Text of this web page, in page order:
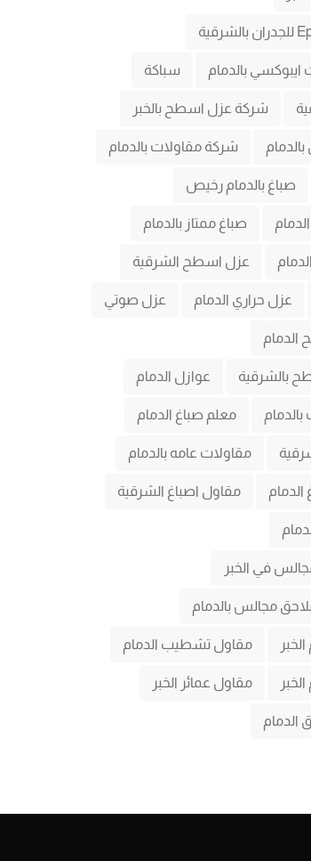
ايبوكسي بالدمام سباكة
شركة عزل اسطح بالخبر
شركة مقاولات بالدمام
صباغ بالدمام رخيص
صباغ ممتاز بالدمام
عزل اسطح الشرقية
عزل حراري الدمام عزل صوتي
الدمام
بالشرقية عوازل الدمام
معلم صباغ الدمام
مقاولات عامه بالدمام
مقاول اصباغ الشرقية
في الخبر
مجالس بالدمام
مقاول تشطيب الدمام
مقاول عمائر الخبر
الدمام